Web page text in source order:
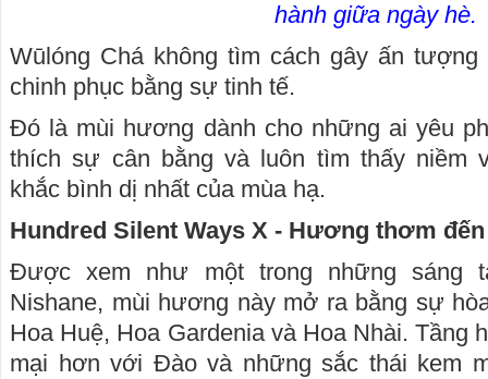
hành giữa ngày hè.
Wūlóng Chá không tìm cách gây ấn
chinh phục bằng sự tinh tế.
Đó là mùi hương dành cho những ai yêu
thích sự cân bằng và luôn tìm thấy niềm
khắc bình dị nhất của mùa hạ.
Hundred Silent Ways X - Hương thơm
Được xem như một trong những sáng
Nishane, mùi hương này mở ra bằng sự
Hoa Huệ, Hoa Gardenia và Hoa Nhài. Tầng
mại hơn với Đào và những sắc thái kem